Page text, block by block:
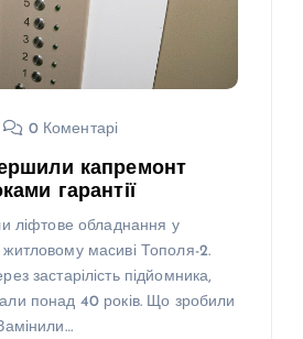
0 Коментарі
капремонт
гарантії
ліфтове обладнання у
масиві Тополя-2.
застарілість підйомника,
понад 40 років. Що зробили